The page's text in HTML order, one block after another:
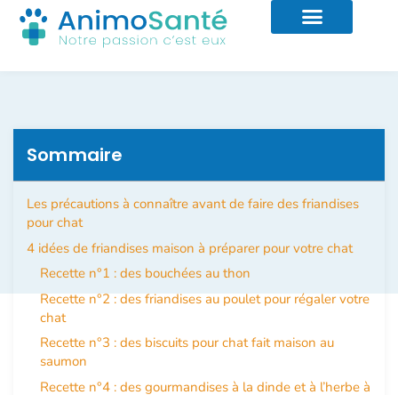
Sommaire
Les précautions à connaître avant de faire des friandises
pour chat
4 idées de friandises maison à préparer pour votre chat
Recette n°1 : des bouchées au thon
Recette n°2 : des friandises au poulet pour régaler votre
chat
Recette n°3 : des biscuits pour chat fait maison au
saumon
Recette n°4 : des gourmandises à la dinde et à l’herbe à